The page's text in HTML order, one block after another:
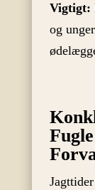
Vigtigt:
og